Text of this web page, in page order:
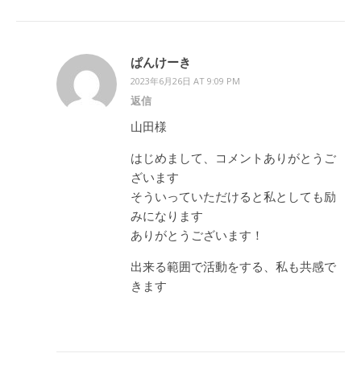
ぱんけーき
2023年6月26日 AT 9:09 PM
返信
山田様
はじめまして、コメントありがとうご
ざいます
そういっていただけると私としても励
みになります
ありがとうございます！
出来る範囲で活動をする、私も共感で
きます